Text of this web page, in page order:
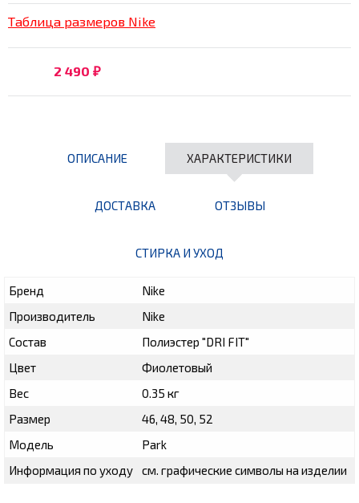
Таблица размеров Nike
2 490₽
ОПИСАНИЕ ХАРАКТЕРИСТИКИ
ДОСТАВКА ОТЗЫВЫ
СТИРКА И УХОД
Бренд
Nike
Производитель
Nike
Состав
Полиэстер "DRI FIT"
Цвет
Фиолетовый
Вес
0.35 кг
Размер
46, 48, 50, 52
Модель
Park
Информация по уходу
см. графические символы на изделии